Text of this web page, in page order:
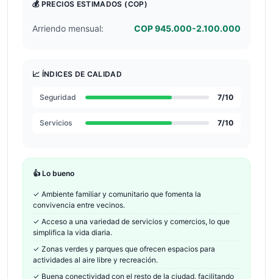
💰 PRECIOS ESTIMADOS (COP)
Arriendo mensual: COP 945.000-2.100.000
📈 ÍNDICES DE CALIDAD
Seguridad 7/10
Servicios 7/10
👍 Lo bueno
✓ Ambiente familiar y comunitario que fomenta la
convivencia entre vecinos.
✓ Acceso a una variedad de servicios y comercios, lo que
simplifica la vida diaria.
✓ Zonas verdes y parques que ofrecen espacios para
actividades al aire libre y recreación.
✓ Buena conectividad con el resto de la ciudad, facilitando